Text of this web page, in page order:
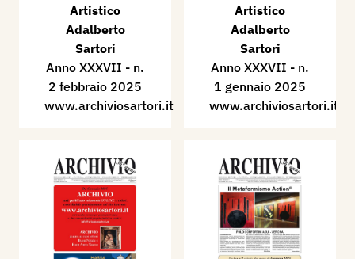
Artistico
Adalberto
Sartori
Anno XXXVII - n.
2 febbraio 2025
www.archiviosartori.it
Artistico
Adalberto
Sartori
Anno XXXVII - n.
1 gennaio 2025
www.archiviosartori.it